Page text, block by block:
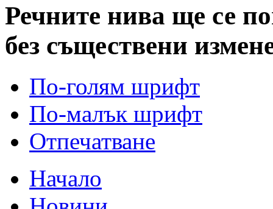
Речните нива ще се
без съществени
По-голям шрифт
По-малък шрифт
Отпечатване
Начало